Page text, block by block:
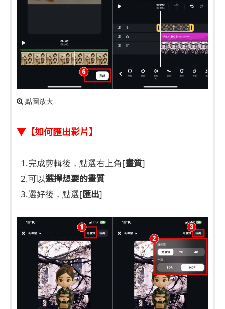
點圖放大
▼【如何匯出影片】
1.完成剪輯後，點選右上角[畫質]
2.可以選擇想要的畫質
3.選好後，點選[匯出]